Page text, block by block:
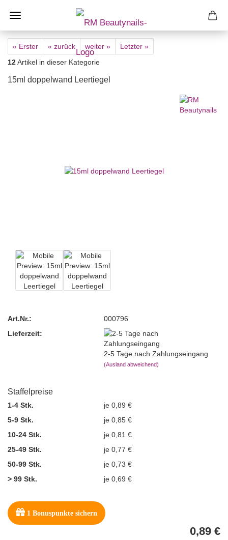
« Erster « zurück weiter »
Letzter »
12Artikel in dieser Kategorie
15ml doppelwand Leertiegel
Art.Nr.:
000796
Lieferzeit:
2-5 Tage nach Zahlungseingang
(Ausland abweichend)
Staffelpreise
1-4 Stk.
je 0,89 €
5-9 Stk.
je 0,85 €
10-24 Stk.
je 0,81 €
25-49 Stk.
je 0,77 €
50-99 Stk.
je 0,73 €
> 99 Stk.
je 0,69 €
1 Bonuspunkte sichern
0,89 €